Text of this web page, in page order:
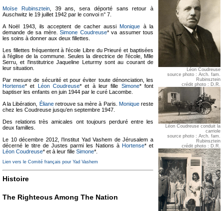
Léon Coudreuse
source photo : Arch. fam.
Rubinsztein
crédit photo : D.R.
Léon Coudreuse conduit la
carriole
source photo : Arch. fam.
Rubinsztein
crédit photo : D.R.
Moïse Rubinsztein, 39 ans, sera déporté sans retour à
Auschwitz le 19 juillet 1942 par le convoi n° 7.
A Noël 1943, ils acceptent de cacher aussiMonique à la
demande de sa mère. Simone Coudreuse* va assumer tous
les soins à donner aux deux fillettes.
Les fillettes fréquentent à l'école Libre du Prieuré et baptisées
à l'église de la commune. Seules la directrice de l'école, Mlle
Serru, et l'institutrice Jaqueline Leturmy sont au courant de
leur situation.
Par mesure de sécurité et pour éviter toute dénonciation, les
Hortense* et Léon Coudreuse* et à leur fille Simone* font
baptiser les enfants en juin 1944 par le curé Lacombe.
A la Libération, Élianeretrouve sa mère à Paris. Moniquereste
chez les Coudreuse jusqu’en septembre 1947.
Des relations très amicales ont toujours perduré entre les
deux familles.
Le 10 décembre 2012, l’Institut Yad Vashem de Jérusalem a
décerné le titre de Justes parmi les Nations à Hortense* et
Léon Coudreuse* et à leur fille Simone*.
Lien vers le Comité français pour Yad Vashem
Histoire
The Righteous Among The Nation